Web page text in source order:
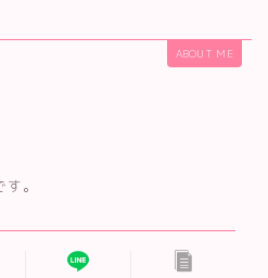
ABOUT ME
。